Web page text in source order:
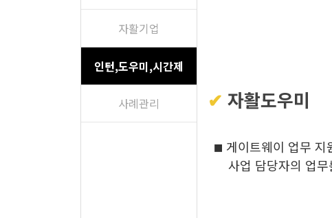
자활기업
인턴,도우미,시간제
사례관리 ✔ 자활도우미
■ 게이트웨이 업무
사업 담당자의 업